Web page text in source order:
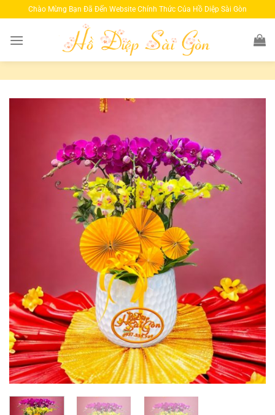
qua
nội
Chào Mừng Bạn Đã Đến Website Chính Thức Của Hồ Diệp Sài Gòn